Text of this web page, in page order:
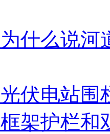
为什么说河
光伏电站围
框架护栏和